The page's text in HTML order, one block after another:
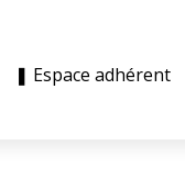
❚ Espace adhérent